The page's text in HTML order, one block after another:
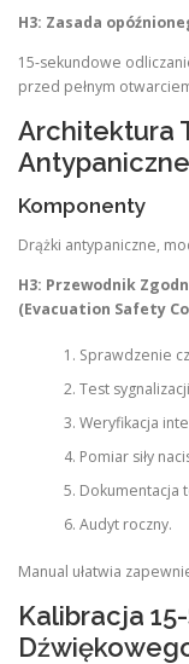
H3: Zasada
15-sekundowe
przed pełnym
Architektura
Komponenty
Drążki antypaniczne,
H3: Przewodnik
(Evacuation Safety
Sprawdzenie
Test
Weryfikacja
Pomiar siły
Dokumentacja
Audyt roczny.
Manual ułatwia
Kalibracja